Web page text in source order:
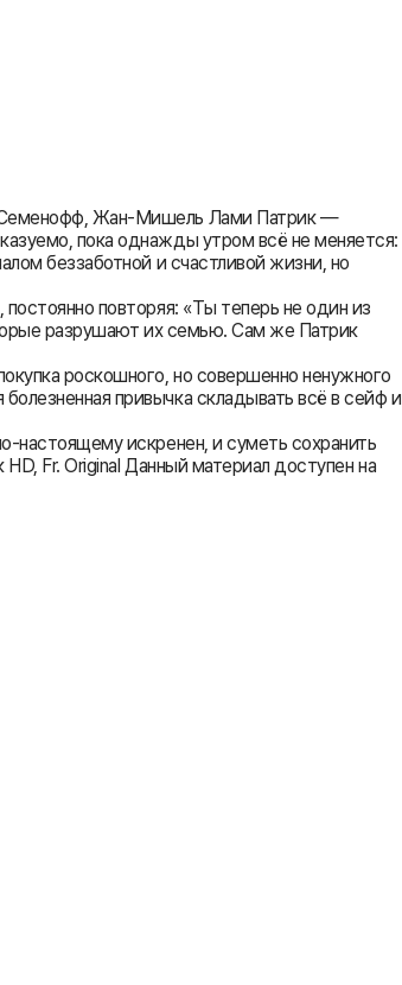
Семенофф, Жан-Мишель Лами Патрик —
пока однажды утром всё не меняется:
беззаботной и счастливой жизни, но
повторяя: «Ты теперь не один из
разрушают их семью. Сам же Патрик
роскошного, но совершенно ненужного
привычка складывать всё в сейф и
настоящему искренен, и суметь сохранить
Fr. Original Данный материал доступен на